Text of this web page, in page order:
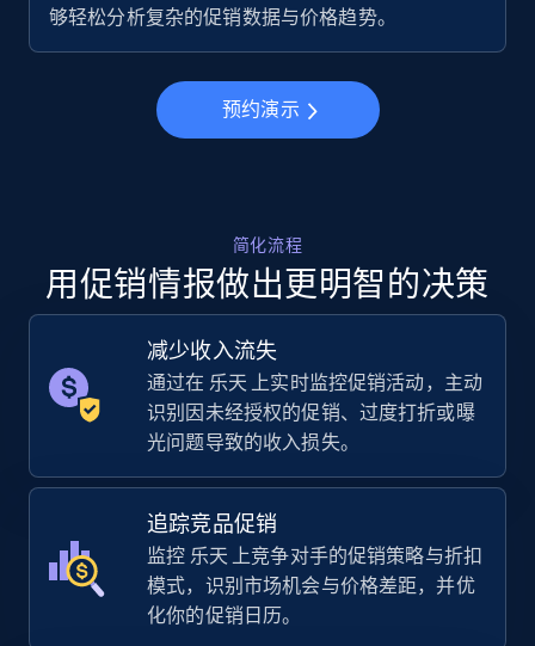
URL, Final price, Sku, Currency, Gtin,
Specifications, Image urls, Top reviews, and
875+ 立即开始
Walmart - products - Collects products by
specific keywords
Specifications, Image urls, Top reviews, and
more.
875+
Walmart - products - Discover products by
using sku numbers
URL, Final price, Sku, Currency, Gtin,
够轻松分析复杂的促销数据与价格趋势。
预约演示
简化流程
用促销情报做出更明智的决策
减少收入流失
通过在 乐天 上实时监控促销活动，主动
识别因未经授权的促销、过度打折或曝
光问题导致的收入损失。
追踪竞品促销
监控 乐天 上竞争对手的促销策略与折扣
模式，识别市场机会与价格差距，并优
化你的促销日历。